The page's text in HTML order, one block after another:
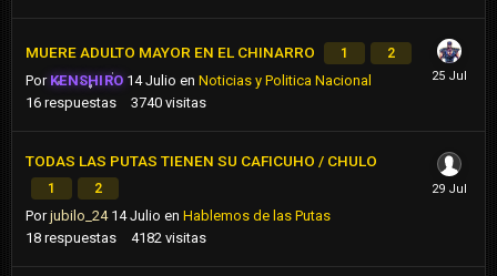
MUERE ADULTO MAYOR EN EL CHINARRO 1 2
Por KENSHIRO 14 Julio enNoticias y Politica Nacional
16 respuestas 3740 visitas
TODAS LAS PUTAS TIENEN SU CAFICUHO / CHULO
1 2
Porjubilo_24 14 Julio en Hablemos de las Putas
18 respuestas 4182 visitas